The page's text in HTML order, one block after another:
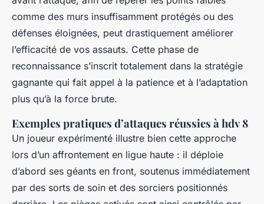
comme des murs insuffisamment protégés ou des
défenses éloignées, peut drastiquement améliorer
l’efficacité de vos assauts. Cette phase de
reconnaissance s’inscrit totalement dans la stratégie
gagnante qui fait appel à la patience et à l’adaptation
plus qu’à la force brute.
Exemples pratiques d’attaques réussies à hdv 8
Un joueur expérimenté illustre bien cette approche
lors d’un affrontement en ligue haute : il déploie
d’abord ses géants en front, soutenus immédiatement
par des sorts de soin et des sorciers positionnés